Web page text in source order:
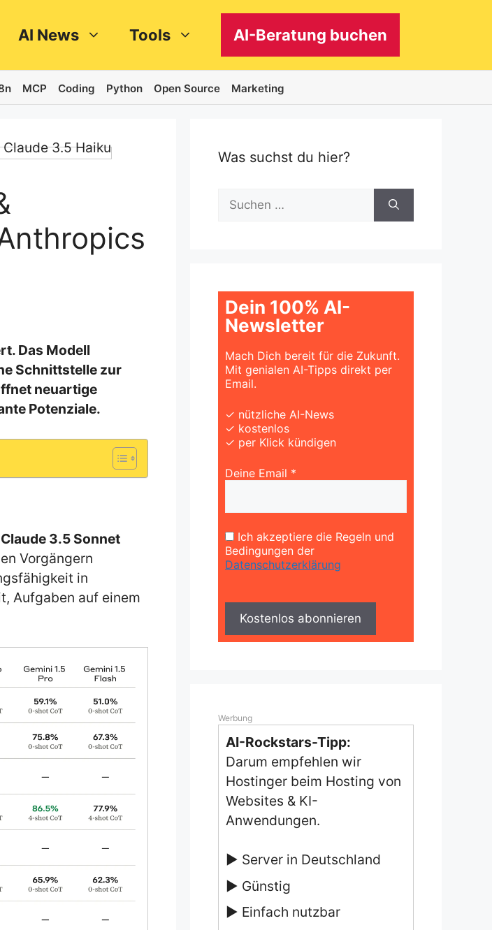
AI News Tools AI-Beratung buchen
MCP Coding Python Open Source Marketing
Das Modell
Schnittstelle zur
neuartige
Potenziale.
Claude 3.5 Sonnet
Vorgängern
in
Aufgaben auf einem
Was suchst du hier?
Suchen
Dein 100% AI-
Newsletter
Mach Dich bereit für die Zukunft.
Mit genialen AI-Tipps direkt per
Email.
✓ nützliche AI-News
✓ kostenlos
✓ per Klick kündigen
Deine Email *
Ich akzeptiere die Regeln und
Bedingungen der
Datenschutzerklärung
Werbung
AI-Rockstars-Tipp:
Darum empfehlen wir
Hostinger beim Hosting von
Websites & KI-
Anwendungen.
▶ Server in Deutschland
▶ Günstig
▶ Einfach nutzbar